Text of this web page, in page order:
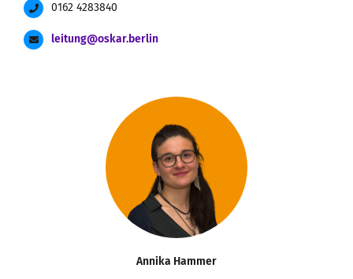
0162 4283840
leitung@oskar.berlin
Annika Hammer